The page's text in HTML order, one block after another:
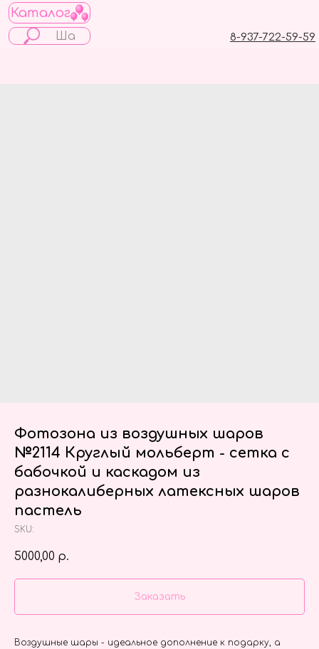
Каталог
8-937-722-59-59
Фотозона из воздушных шаров
№2114 Круглый мольберт - сетка с
бабочкой и каскадом из
разнокалиберных латексных шаров
пастель
SKU:
5000,00 р.
Заказать
Воздушные шары - идеальное дополнение к подарку, а